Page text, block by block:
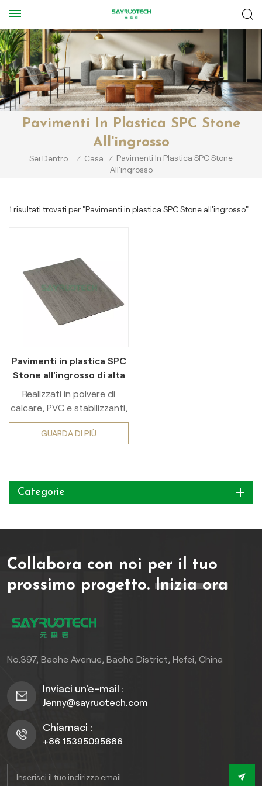
Pavimenti In Plastica SPC Stone
All'ingrosso
Sei Dentro : / Casa / Pavimenti In Plastica SPC Stone
All'ingrosso
1 risultati trovati per "Pavimenti in plastica SPC Stone all'ingrosso"
Pavimenti in plastica SPC
Stone all'ingrosso di alta
qualità, facili da installare
Realizzati in polvere di
calcare, PVC e stabilizzanti,
i pavimenti in SPC hanno
una struttura multistrato
alle caratteristiche di
impermeabilità e resistenza
GUARDA DI PIÙ
Categorie
Collabora con noi per il tuo
prossimo progetto. Inizia ora
No.397, Baohe Avenue, Baohe District, Hefei, China
Inviaci un'e-mail :
Jenny@sayruotech.com
Chiamaci :
+86 15395095686